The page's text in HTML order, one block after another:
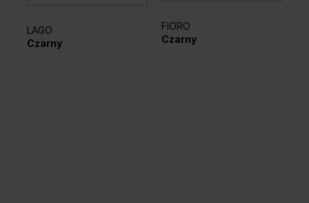
LAGO
Czarny
FIORO
Czarny